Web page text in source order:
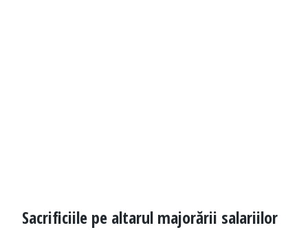
Sacrificiile pe altarul majorării salariilor